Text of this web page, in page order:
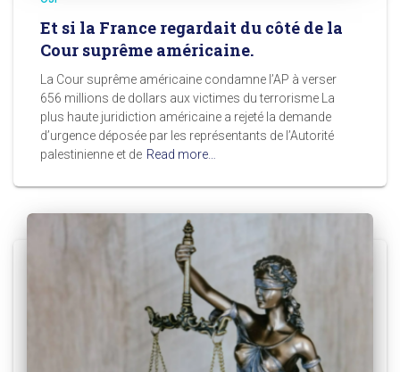
Et si la France regardait du côté de la
Cour suprême américaine.
La Cour suprême américaine condamne l’AP à verser
656 millions de dollars aux victimes du terrorisme La
plus haute juridiction américaine a rejeté la demande
d’urgence déposée par les représentants de l’Autorité
palestinienne et de Read more…